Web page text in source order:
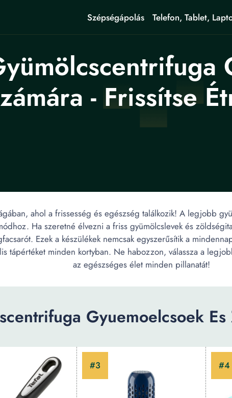
Szépségápolás Telefon, Tablet,
- Frissítse
ahol a frissesség és egészség találkozik! A legjobb
Ha szeretné élvezni a friss gyümölcslevek és
Ezek a készülékek nemcsak egyszerűsítik a
tápértéket minden kortyban. Ne habozzon, válassza a
az egészséges élet minden pillanatát!
Gyuemoelcsoek